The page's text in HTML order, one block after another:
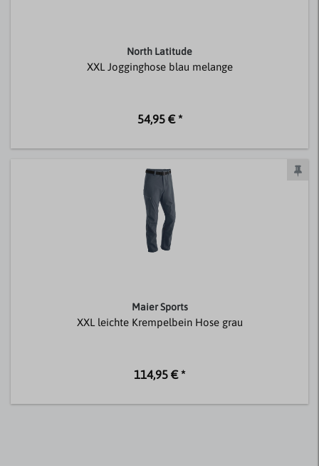
North Latitude
XXL Jogginghose blau melange
54,95 € *
Maier Sports
XXL leichte Krempelbein Hose grau
114,95 € *